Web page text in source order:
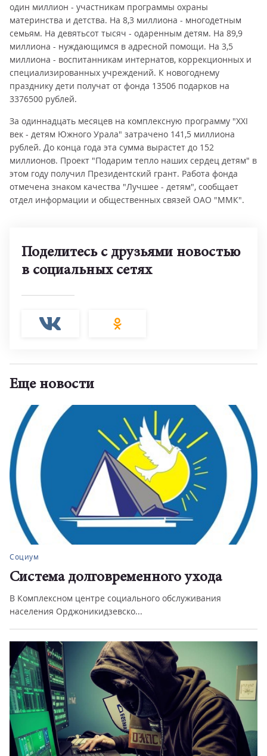
один миллион - участникам программы охраны
материнства и детства. На 8,3 миллиона - многодетным
семьям. На девятьсот тысяч - одаренным детям. На 89,9
миллиона - нуждающимся в адресной помощи. На 3,5
миллиона - воспитанникам интернатов, коррекционных и
специализированных учреждений. К новогоднему
празднику дети получат от фонда 13506 подарков на
3376500 рублей.
За одиннадцать месяцев на комплексную программу "XXI
век - детям Южного Урала" затрачено 141,5 миллиона
рублей. До конца года эта сумма вырастет до 152
миллионов. Проект "Подарим тепло наших сердец детям" в
этом году получил Президентский грант. Работа фонда
отмечена знаком качества "Лучшее - детям", сообщает
отдел информации и общественных связей ОАО "ММК".
Поделитесь с друзьями новостью
в социальных сетях
Еще новости
Социум
Система долговременного ухода
В Комплексном центре социального обслуживания
населения Орджоникидзевско...